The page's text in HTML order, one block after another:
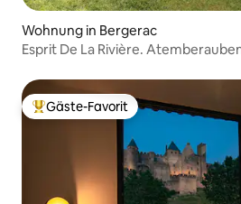
Wohnung in Bergerac
Esprit De La Rivière.
Beliebter Gäste-Favorit.
Gäste-Favorit